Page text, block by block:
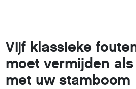
Vijf klassieke
moet vermijden
met uw stamboom